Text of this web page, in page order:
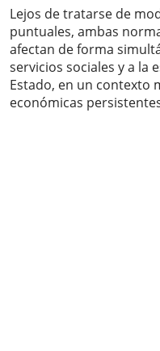
Lejos de tratarse de
puntuales, ambas
afectan de forma
servicios sociales y a la
Estado, en un contexto
económicas